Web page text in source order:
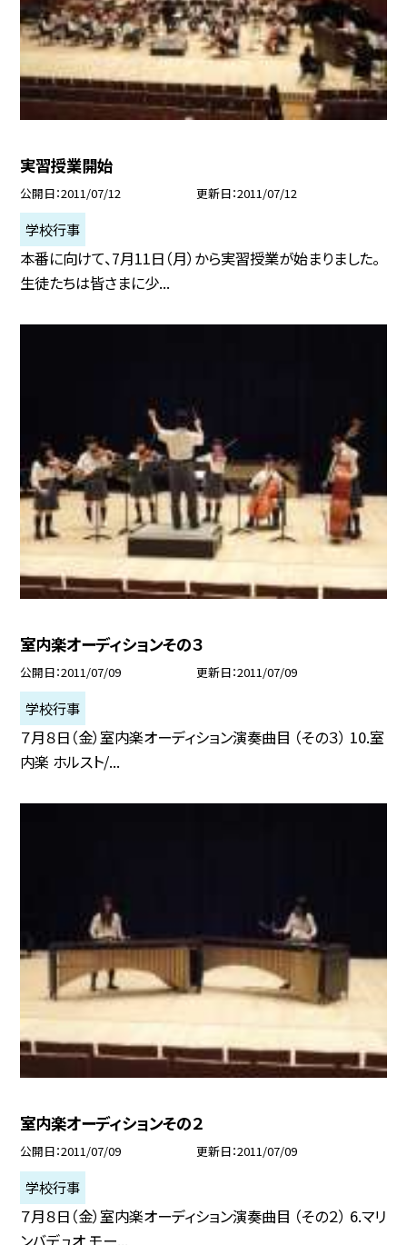
実習授業開始
公開日 2011/07/12 更新日 2011/07/12
学校行事
本番に向けて、7月11日（月）から実習授業が始まりました。
生徒たちは皆さまに少...
室内楽オーディションその３
公開日 2011/07/09 更新日 2011/07/09
学校行事
７月８日（金）室内楽オーディション演奏曲目 （その３） 10.室
内楽 ホルスト/...
室内楽オーディションその２
公開日 2011/07/09 更新日 2011/07/09
学校行事
７月８日（金）室内楽オーディション演奏曲目 （その２） 6.マリ
ンバデュオ モー...